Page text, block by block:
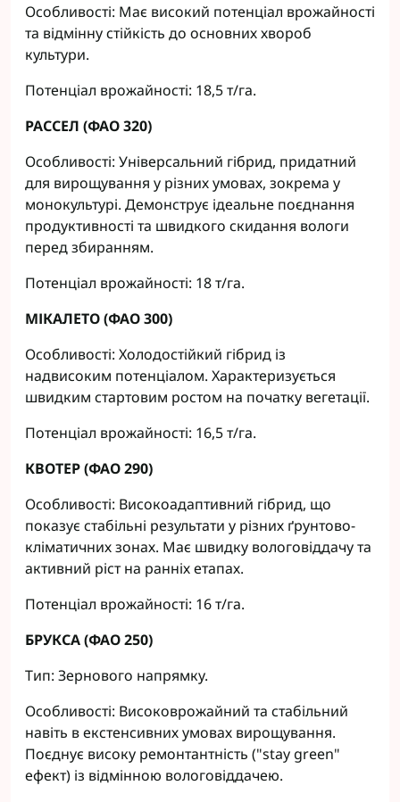
Особливості: Має високий потенціал врожайності
та відмінну стійкість до основних хвороб
культури.
Потенціал врожайності: 18,5 т/га.
РАССЕЛ (ФАО 320)
Особливості: Універсальний гібрид, придатний
для вирощування у різних умовах, зокрема у
монокультурі. Демонструє ідеальне поєднання
продуктивності та швидкого скидання вологи
перед збиранням.
Потенціал врожайності: 18 т/га.
МІКАЛЕТО (ФАО 300)
Особливості: Холодостійкий гібрид із
надвисоким потенціалом. Характеризується
швидким стартовим ростом на початку вегетації.
Потенціал врожайності: 16,5 т/га.
КВОТЕР (ФАО 290)
Особливості: Високоадаптивний гібрид, що
показує стабільні результати у різних ґрунтово-
кліматичних зонах. Має швидку вологовіддачу та
активний ріст на ранніх етапах.
Потенціал врожайності: 16 т/га.
БРУКСА (ФАО 250)
Тип: Зернового напрямку.
Особливості: Високоврожайний та стабільний
навіть в екстенсивних умовах вирощування.
Поєднує високу ремонтантність ("stay green"
ефект) із відмінною вологовіддачею.